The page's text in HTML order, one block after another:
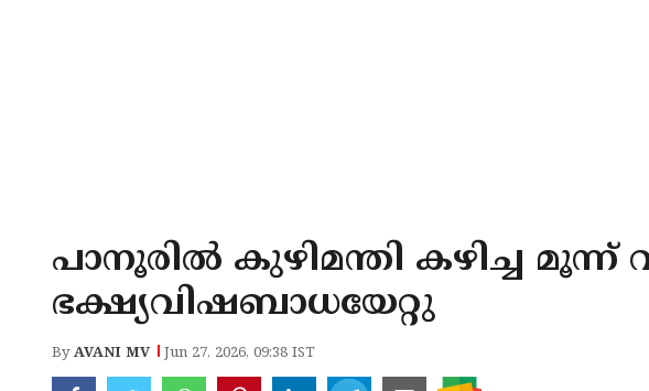
പാനൂരിൽ കുഴിമന്തി കഴിച്ച മൂന്ന്
ഭക്ഷ്യവിഷബാധയേറ്റു
ByAVANI MV Jun 27, 2026, 09:38 IST